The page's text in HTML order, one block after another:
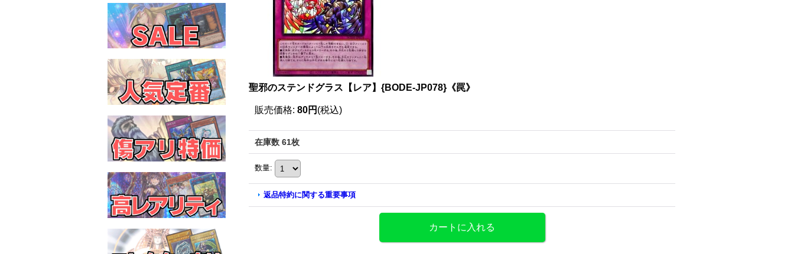
聖邪のステンドグラス【レア】{BODE-JP078}《罠》
販売価格: 80円 (税込)
在庫数 61枚
数量:
返品特約に関する重要事項